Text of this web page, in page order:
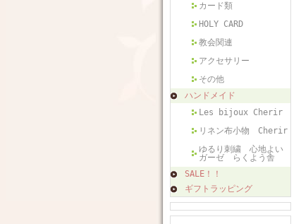
カード類
HOLY CARD
教会関連
アクセサリー
その他
ハンドメイド
Les bijoux Cherir
リネン布小物 Cherir
ゆるり刺繍 心地よい
ガーゼ らくよう舎
SALE！！
ギフトラッピング